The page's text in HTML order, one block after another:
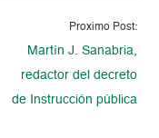
Proximo Post:
Martín J. Sanabria,
redactor del decreto
de Instrucción pública